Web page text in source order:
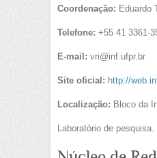
Coordenação: Eduardo
Telefone: +55 41 3361-
E-mail: vri@inf.ufpr.br
Site oficial: http://
Localização: Bloco da
Laboratório de pesquisa.